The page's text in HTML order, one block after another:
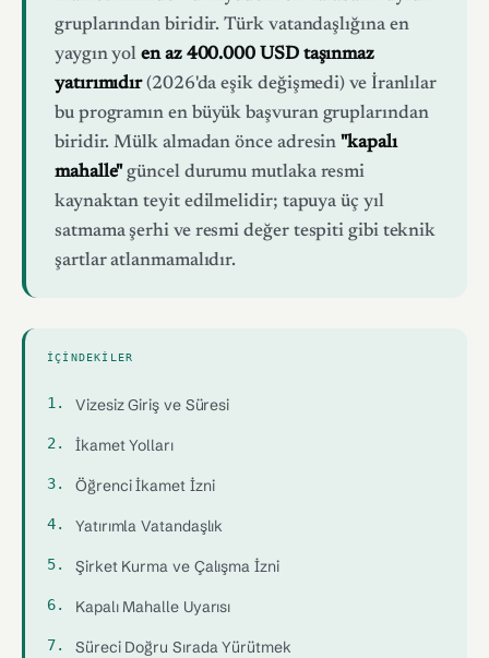
gruplarından biridir. Türk vatandaşlığına en
yaygın yolen az 400.000 USD taşınmaz
yatırımıdır(2026'da eşik değişmedi) ve İranlılar
bu programın en büyük başvuran gruplarından
biridir. Mülk almadan önce adresin "kapalı
mahalle" güncel durumu mutlaka resmi
kaynaktan teyit edilmelidir; tapuya üç yıl
satmama şerhi ve resmi değer tespiti gibi teknik
şartlar atlanmamalıdır.
İÇINDEKILER
Vizesiz Giriş ve Süresi
İkamet Yolları
Öğrenci İkamet İzni
Yatırımla Vatandaşlık
Şirket Kurma ve Çalışma İzni
Kapalı Mahalle Uyarısı
Süreci Doğru Sırada Yürütmek